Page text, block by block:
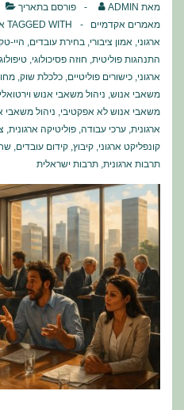
מאת ADMIN פורסם בתאריך
מאמרים אקדמיים
TAGGED WITH
ארגוני, אמון ציבורי, בחירת עובדים, היי-
התנהגות פוליטית, חוזה פסיכולוגי,
ארגוני, כישורים פוליטיים, כלכלת שוק,
משאבי אנוש, ניהול משאבי אנוש וירטואלי
משאבי אנוש לא אפקטיבי, ניהול משאבי
ארגונית, ערכי עבודה, פוליטיקה ארגונית,
קונפליקט ארגוני, קיבוץ, קידום עובדים,
תרבות ארגונית, תרבות ישראלית